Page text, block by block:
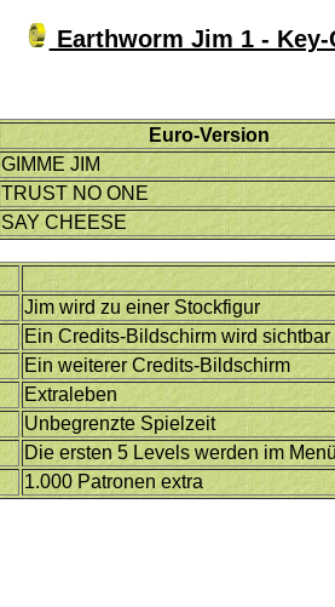
Earthworm Jim 1 - Key-
Euro-Version
GIMME JIM
TRUST NO ONE
SAY CHEESE
Jim wird zu einer Stockfigur
Ein Credits-Bildschirm wird sichtbar
Ein weiterer Credits-Bildschirm
Extraleben
Unbegrenzte Spielzeit
Die ersten 5 Levels werden im
1.000 Patronen extra